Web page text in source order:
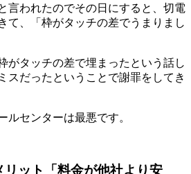
言われたのでその日にすると、切電
て、「枠がタッチの差でうまりまし
がタッチの差で埋まったという話し
スだったということで謝罪をしてき
ルセンターは最悪です。
リット「料金が他社より安